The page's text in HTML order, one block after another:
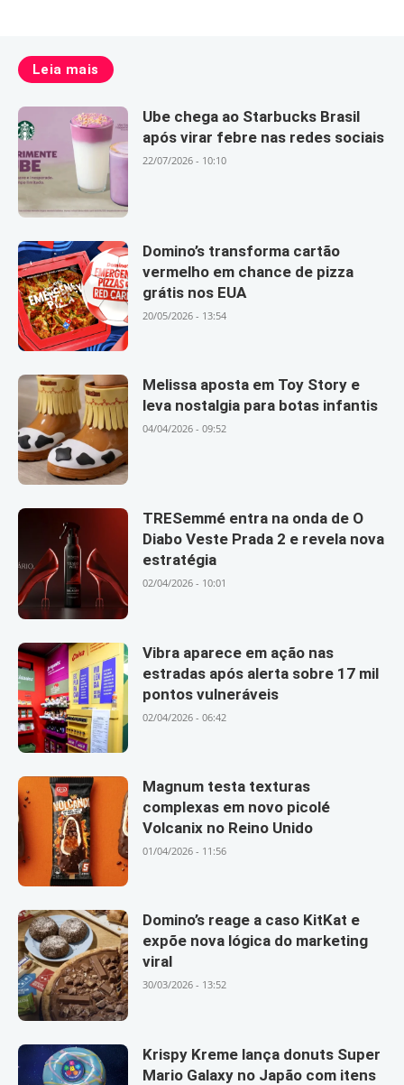
Leia mais
Ube chega ao Starbucks Brasil
após virar febre nas redes sociais
22/07/2026 - 10:10
Domino’s transforma cartão
vermelho em chance de pizza
grátis nos EUA
20/05/2026 - 13:54
Melissa aposta em Toy Story e
leva nostalgia para botas infantis
04/04/2026 - 09:52
TRESemmé entra na onda de O
Diabo Veste Prada 2 e revela nova
estratégia
02/04/2026 - 10:01
Vibra aparece em ação nas
estradas após alerta sobre 17 mil
pontos vulneráveis
02/04/2026 - 06:42
Magnum testa texturas
complexas em novo picolé
Volcanix no Reino Unido
01/04/2026 - 11:56
Domino’s reage a caso KitKat e
expõe nova lógica do marketing
viral
30/03/2026 - 13:52
Krispy Kreme lança donuts Super
Mario Galaxy no Japão com itens